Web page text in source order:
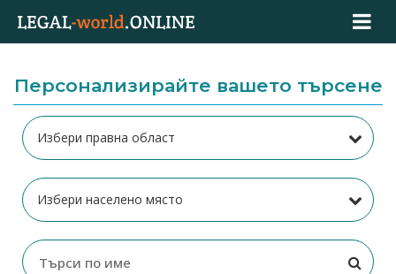
Персонализирайте вашето търсене